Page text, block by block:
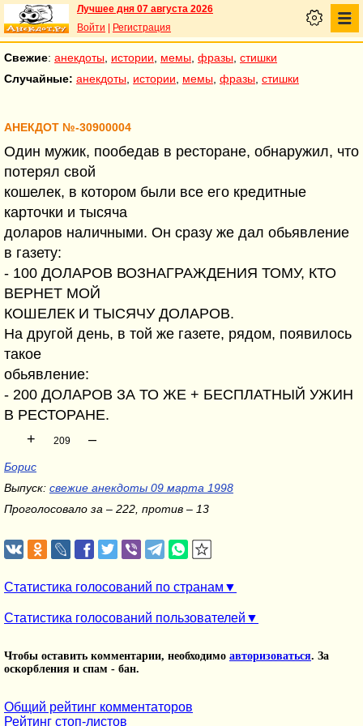
Лучшее дня 07 августа 2026
Войти
Регистрация
Свежие: анекдоты истории мемы фразы стишки
Случайные: анекдоты истории мемы фразы стишки
АНЕКДОТ №-30900004
Один мужик, пообедав в ресторане, обнаружил, что
потерял свой
кошелек, в котором были все его кредитные
карточки и тысяча
доларов наличными. Он сразу же дал обьявление
в газету:
- 100 ДОЛАРОВ ВОЗНАГРАЖДЕНИЯ ТОМУ, КТО
ВЕРНЕТ МОЙ
КОШЕЛЕК И ТЫСЯЧУ ДОЛАРОВ.
На другой день, в той же газете, рядом, появилось
такое
обьявление:
- 200 ДОЛАРОВ ЗА ТО ЖЕ + БЕСПЛАТНЫЙ УЖИН
В РЕСТОРАНЕ.
+
209 –
Борис
Выпуск: свежие анекдоты 09 марта 1998
Проголосовало за – 222, против – 13
Статистика голосований по странам
Статистика голосований пользователей
Чтобы оставить комментарии, необходимо авторизоваться. За
оскорбления и спам - бан.
Общий рейтинг комментаторов
Рейтинг стоп-листов